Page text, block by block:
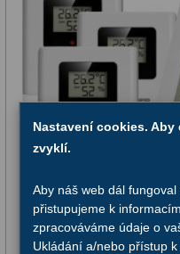
Kamery3
Preparáty
8
Meteostanice
Domácí21
Pokročilé5
Nastavení cookies.
zvyklí.
Aby náš web dál
přistupujeme k
zpracováváme údaje o
Ukládání a/nebo přístup